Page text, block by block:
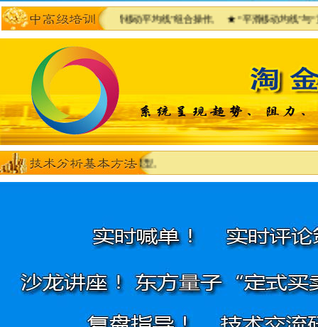
点”与“平滑移动平均线”组合操作。 ★ “平滑移动均线”与“黄金